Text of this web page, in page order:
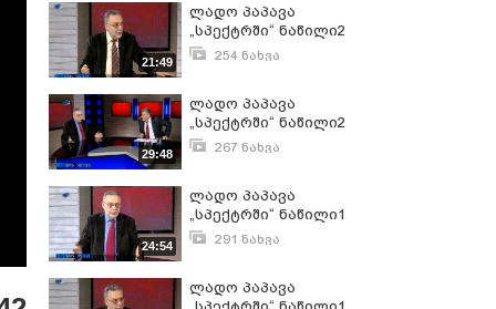
21:49
ლადო პაპავა
„სპექტრში“ ნაწილი2
254 ნახვა
29:48
ლადო პაპავა
„სპექტრში“ ნაწილი2
267 ნახვა
24:54
ლადო პაპავა
„სპექტრში“ ნაწილი1
291 ნახვა
ლადო პაპავა